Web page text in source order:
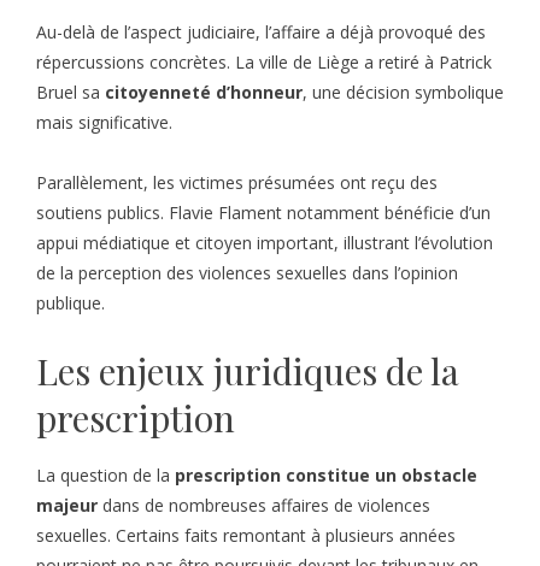
Au-delà de l’aspect judiciaire, l’affaire a déjà provoqué des
répercussions concrètes. La ville de Liège a retiré à Patrick
Bruel sa citoyenneté d’honneur, une décision symbolique
mais significative.
Parallèlement, les victimes présumées ont reçu des
soutiens publics. Flavie Flament notamment bénéficie d’un
appui médiatique et citoyen important, illustrant l’évolution
de la perception des violences sexuelles dans l’opinion
publique.
Les enjeux juridiques de la
prescription
La question de la prescription constitue un obstacle
majeur dans de nombreuses affaires de violences
sexuelles. Certains faits remontant à plusieurs années